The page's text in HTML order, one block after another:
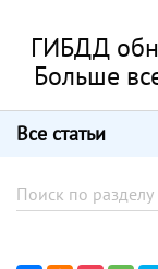
ГИБДД
Больше
Все статьи